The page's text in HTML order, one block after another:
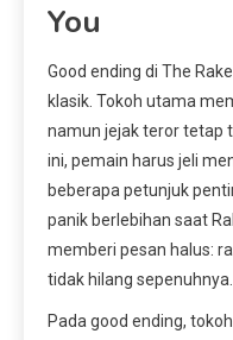
You
Good ending di The
klasik. Tokoh utama
namun jejak teror tetap
ini, pemain harus jeli
beberapa petunjuk
panik berlebihan saat
memberi pesan halus:
tidak hilang sepenuhnya.
Pada good ending,